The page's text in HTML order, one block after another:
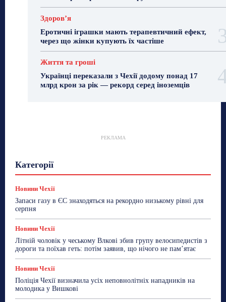
Здоровʼя
Еротичні іграшки мають терапевтичний ефект,
через що жінки купують їх частіше
Життя та гроші
Українці переказали з Чехії додому понад 17
млрд крон за рік — рекорд серед іноземців
РЕКЛАМА
Категорії
Новини Чехії
Спорт
ТехноМанія
Топ-новини Фоторепортаж
Новини Чехії
Запаси газу в ЄС знаходяться на рекордно низькому рівні для
серпня
Новини Чехії
Літній чоловік у чеському Влкові збив групу велосипедистів з
дороги та поїхав геть: потім заявив, що нічого не пам’ятає
Новини Чехії
Поліція Чехії визначила усіх неповнолітніх нападників на
молодика у Вишкові